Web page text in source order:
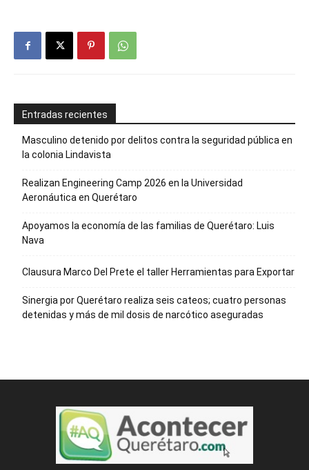
Entradas recientes
Masculino detenido por delitos contra la seguridad pública en
la colonia Lindavista
Realizan Engineering Camp 2026 en la Universidad
Aeronáutica en Querétaro
Apoyamos la economía de las familias de Querétaro: Luis
Nava
Clausura Marco Del Prete el taller Herramientas para Exportar
Sinergia por Querétaro realiza seis cateos; cuatro personas
detenidas y más de mil dosis de narcótico aseguradas